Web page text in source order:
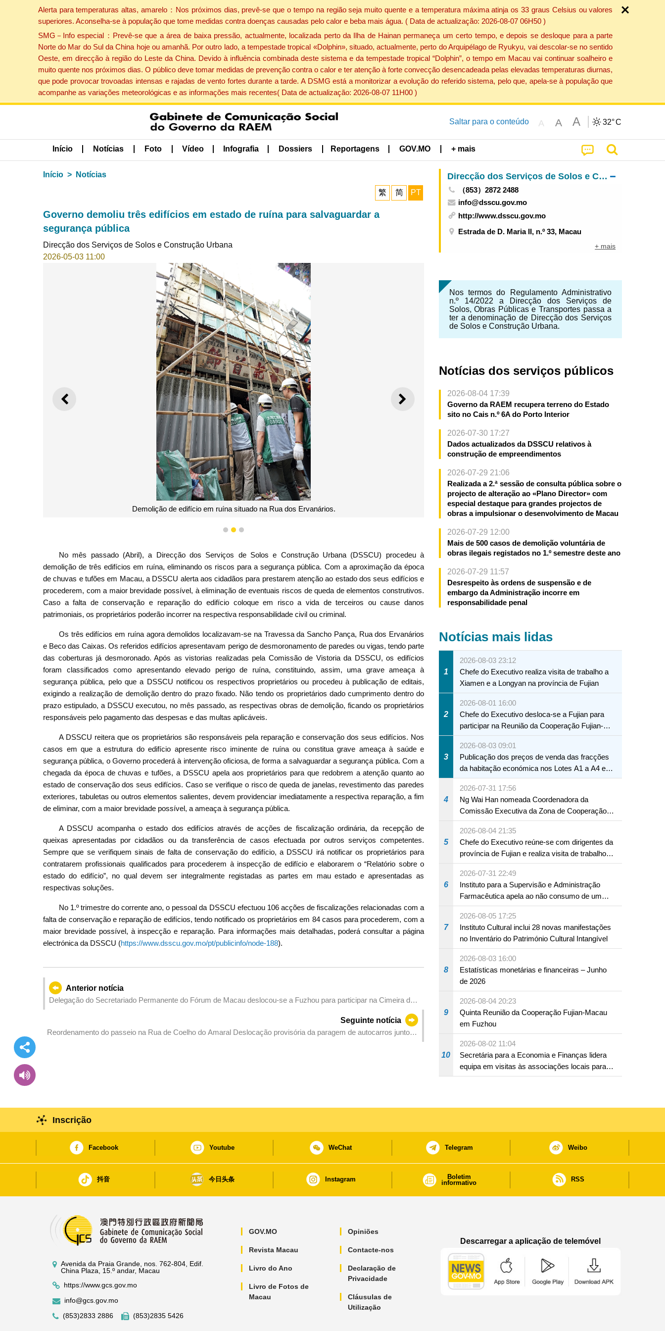
Alerta para temperaturas altas, amarelo：Nos próximos dias, prevê-se que o tempo na região seja muito quente e a temperatura máxima atinja os 33 graus Celsius ou valores
superiores. Aconselha-se à população que tome medidas contra doenças causadas pelo calor e beba mais água. ( Data de actualização: 2026-08-07 06H50 )
SMG－Info especial：Prevê-se que a área de baixa pressão, actualmente, localizada perto da Ilha de Hainan permaneça um certo tempo, e depois se desloque para a parte
Norte do Mar do Sul da China hoje ou amanhã. Por outro lado, a tempestade tropical «Dolphin», situado, actualmente, perto do Arquipélago de Ryukyu, vai descolar-se no sentido
Oeste, em direcção à região do Leste da China. Devido à influência combinada deste sistema e da tempestade tropical “Dolphin”, o tempo em Macau vai continuar soalheiro e
muito quente nos próximos dias. O público deve tomar medidas de prevenção contra o calor e ter atenção à forte convecção desencadeada pelas elevadas temperaturas diurnas,
que pode provocar trovoadas intensas e rajadas de vento fortes durante a tarde. A DSMG está a monitorizar a evolução do referido sistema, pelo que, apela-se à população que
acompanhe as variações meteorológicas e as informações mais recentes( Data de actualização: 2026-08-07 11H00 )
Saltar para o conteúdo A A A 32°C
Início Notícias Foto Vídeo Infografia Dossiers Reportagens GOV.MO + mais
Início Notícias
繁 简 PT
Governo demoliu três edifícios em estado de ruína para salvaguardar a
segurança pública
Direcção dos Serviços de Solos e Construção Urbana
2026-05-03 11:00
ANTERIOR SEGUINTE
Demolição de edifício em ruína situado na Rua dos Ervanários.
1 2 3
No mês passado (Abril), a Direcção dos Serviços de Solos e Construção Urbana (DSSCU) procedeu à
demolição de três edifícios em ruína, eliminando os riscos para a segurança pública. Com a aproximação da época
de chuvas e tufões em Macau, a DSSCU alerta aos cidadãos para prestarem atenção ao estado dos seus edifícios e
procederem, com a maior brevidade possível, à eliminação de eventuais riscos de queda de elementos construtivos.
Caso a falta de conservação e reparação do edifício coloque em risco a vida de terceiros ou cause danos
patrimoniais, os proprietários poderão incorrer na respectiva responsabilidade civil ou criminal.
Os três edifícios em ruína agora demolidos localizavam-se na Travessa da Sancho Pança, Rua dos Ervanários
e Beco das Caixas. Os referidos edifícios apresentavam perigo de desmoronamento de paredes ou vigas, tendo parte
das coberturas já desmoronado. Após as vistorias realizadas pela Comissão de Vistoria da DSSCU, os edifícios
foram classificados como apresentando elevado perigo de ruína, constituindo, assim, uma grave ameaça à
segurança pública, pelo que a DSSCU notificou os respectivos proprietários ou procedeu à publicação de editais,
exigindo a realização de demolição dentro do prazo fixado. Não tendo os proprietários dado cumprimento dentro do
prazo estipulado, a DSSCU executou, no mês passado, as respectivas obras de demolição, ficando os proprietários
responsáveis pelo pagamento das despesas e das multas aplicáveis.
A DSSCU reitera que os proprietários são responsáveis pela reparação e conservação dos seus edifícios. Nos
casos em que a estrutura do edifício apresente risco iminente de ruína ou constitua grave ameaça à saúde e
segurança pública, o Governo procederá à intervenção oficiosa, de forma a salvaguardar a segurança pública. Com a
chegada da época de chuvas e tufões, a DSSCU apela aos proprietários para que redobrem a atenção quanto ao
estado de conservação dos seus edifícios. Caso se verifique o risco de queda de janelas, revestimento das paredes
exteriores, tabuletas ou outros elementos salientes, devem providenciar imediatamente a respectiva reparação, a fim
de eliminar, com a maior brevidade possível, a ameaça à segurança pública.
A DSSCU acompanha o estado dos edifícios através de acções de fiscalização ordinária, da recepção de
queixas apresentadas por cidadãos ou da transferência de casos efectuada por outros serviços competentes.
Sempre que se verifiquem sinais de falta de conservação do edifício, a DSSCU irá notificar os proprietários para
contratarem profissionais qualificados para procederem à inspecção de edifício e elaborarem o “Relatório sobre o
estado do edifício”, no qual devem ser integralmente registadas as partes em mau estado e apresentadas as
respectivas soluções.
No 1.º trimestre do corrente ano, o pessoal da DSSCU efectuou 106 acções de fiscalizações relacionadas com a
falta de conservação e reparação de edifícios, tendo notificado os proprietários em 84 casos para procederem, com a
maior brevidade possível, à inspecção e reparação. Para informações mais detalhadas, poderá consultar a página
electrónica da DSSCU (https://www.dsscu.gov.mo/pt/publicinfo/node-188).
Anterior notícia
Delegação do Secretariado Permanente do Fórum de Macau deslocou-se a Fuzhou para participar na Cimeira da
Seguinte notícia
Reordenamento do passeio na Rua de Coelho do Amaral Deslocação provisória da paragem de autocarros junto
Direcção dos Serviços de Solos e Construção Urbana
（853）2872 2488
info@dsscu.gov.mo
http://www.dsscu.gov.mo
Estrada de D. Maria II, n.º 33, Macau
+ mais
Nos termos do Regulamento Administrativo
n.º 14/2022 a Direcção dos Serviços de
Solos, Obras Públicas e Transportes passa a
ter a denominação de Direcção dos Serviços
de Solos e Construção Urbana.
Notícias dos serviços públicos
2026-08-04 17:39
Governo da RAEM recupera terreno do Estado
sito no Cais n.º 6A do Porto Interior
2026-07-30 17:27
Dados actualizados da DSSCU relativos à
construção de empreendimentos
2026-07-29 21:06
Realizada a 2.ª sessão de consulta pública sobre o
projecto de alteração ao «Plano Director» com
especial destaque para grandes projectos de
obras a impulsionar o desenvolvimento de Macau
2026-07-29 12:00
Mais de 500 casos de demolição voluntária de
obras ilegais registados no 1.º semestre deste ano
2026-07-29 11:57
Desrespeito às ordens de suspensão e de
embargo da Administração incorre em
responsabilidade penal
Notícias mais lidas
1
2026-08-03 23:12
Chefe do Executivo realiza visita de trabalho a
Xiamen e a Longyan na província de Fujian
2
2026-08-01 16:00
Chefe do Executivo desloca-se a Fujian para
participar na Reunião da Cooperação Fujian-
Macau
3
2026-08-03 09:01
Publicação dos preços de venda das fracções
da habitação económica nos Lotes A1 a A4 e
A12 da Zona A dos Novos Aterros
4
2026-07-31 17:56
Ng Wai Han nomeada Coordenadora da
Comissão Executiva da Zona de Cooperação
Aprofundada entre Guangdong e Macau em
Hengqin
5
2026-08-04 21:35
Chefe do Executivo reúne-se com dirigentes da
província de Fujian e realiza visita de trabalho
em Fuzhou
6
2026-07-31 22:49
Instituto para a Supervisão e Administração
Farmacêutica apela ao não consumo de um
produto com substâncias medicamentosas
ocidentais
7
2026-08-05 17:25
Instituto Cultural inclui 28 novas manifestações
no Inventário do Património Cultural Intangível
8
2026-08-03 16:00
Estatísticas monetárias e financeiras – Junho
de 2026
9
2026-08-04 20:23
Quinta Reunião da Cooperação Fujian-Macau
em Fuzhou
10
2026-08-02 11:04
Secretária para a Economia e Finanças lidera
equipa em visitas às associações locais para
consolidar consensos e promover os trabalhos
Inscrição
Facebook Youtube WeChat Telegram Weibo
抖音 今日头条 Instagram
Boletim
informativo
RSS
Avenida da Praia Grande, nos. 762-804, Edif.
China Plaza, 15.º andar, Macau
https://www.gcs.gov.mo
info@gcs.gov.mo
(853)2833 2886
(853)2835 5426
GOV.MO
Revista Macau
Livro do Ano
Livro de Fotos de
Macau
Opiniões
Contacte-nos
Declaração de
Privacidade
Cláusulas de
Utilização
Descarregar a aplicação de telemóvel